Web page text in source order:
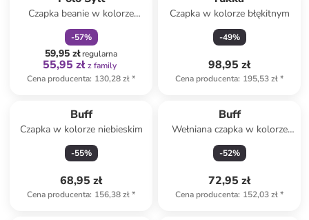
Czapka beanie w kolorze
niebieskim
-57%
59,95 złregularna
55,95 zł z family
Cena producenta: 130,28 zł*
Czapka w kolorze błękitnym
-49%
98,95 zł
Cena producenta: 195,53 zł*
Buff
Czapka w kolorze niebieskim
-55%
68,95 zł
Cena producenta: 156,38 zł*
Buff
Wełniana czapka w kolorze
ceglanym
-52%
72,95 zł
Cena producenta: 152,03 zł*